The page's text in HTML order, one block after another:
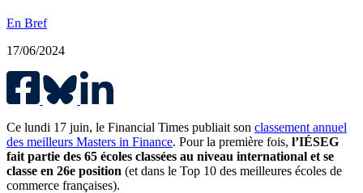
En Bref
17/06/2024
Ce lundi 17 juin, le Financial Times publiait son classement annuel
des meilleurs Masters in Finance. Pour la première fois, l’IÉSEG
fait partie des 65 écoles classées au niveau international et se
classe en 26e position (et dans le Top 10 des meilleures écoles de
commerce françaises).